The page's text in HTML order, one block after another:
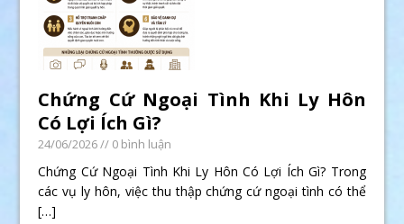
Chứng Cứ Ngoại Tình Khi Ly Hôn
Có Lợi Ích Gì?
24/06/2026// 0 bình luận
Chứng Cứ Ngoại Tình Khi Ly Hôn Có Lợi Ích Gì? Trong
các vụ ly hôn, việc thu thập chứng cứ ngoại tình có thể
[…]